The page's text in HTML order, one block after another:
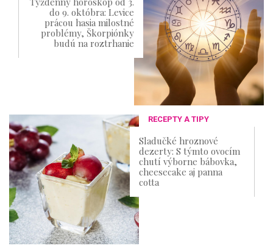
do 9. októbra: Levice
prácou hasia milostné
problémy, Škorpiónky
budú na roztrhanie
RECEPTY A TIPY
Sladučké hroznové
dezerty: S týmto ovocím
chutí výborne bábovka,
cheesecake aj panna
cotta